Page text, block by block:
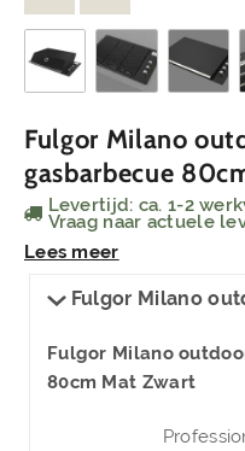
Fulgor Milano
gasbarbecue
Levertijd: ca. 1-2
Vraag naar actuele
Lees meer
Fulgor Milano
Fulgor Milano
80cm Mat Zwart